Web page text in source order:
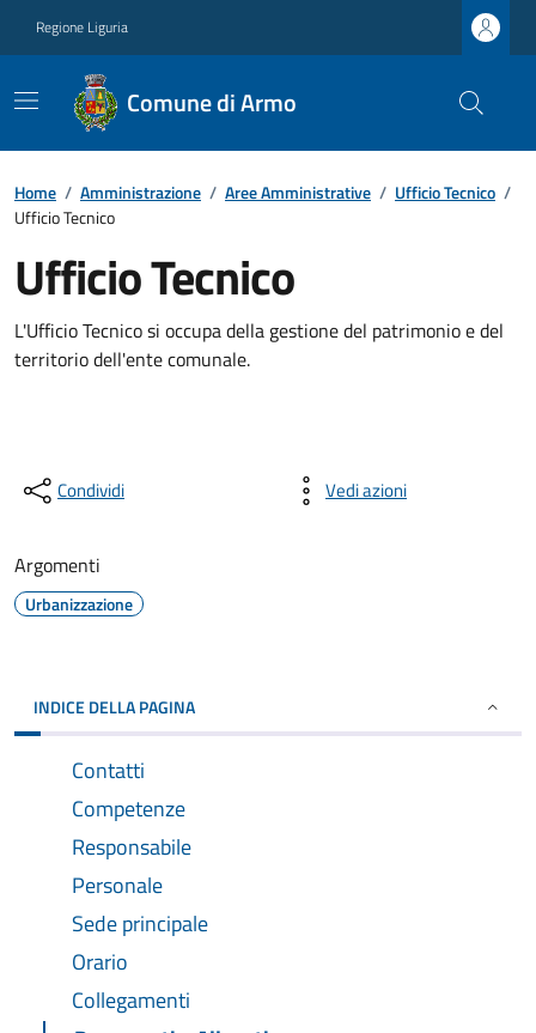
Regione Liguria
Comune di Armo
Home / Amministrazione / Aree Amministrative / Ufficio Tecnico /
Ufficio Tecnico
Ufficio Tecnico
L'Ufficio Tecnico si occupa della gestione del patrimonio e del
territorio dell'ente comunale.
Condividi Vedi azioni
Argomenti
Urbanizzazione
INDICE DELLA PAGINA
Contatti
Competenze
Responsabile
Personale
Sede principale
Orario
Collegamenti